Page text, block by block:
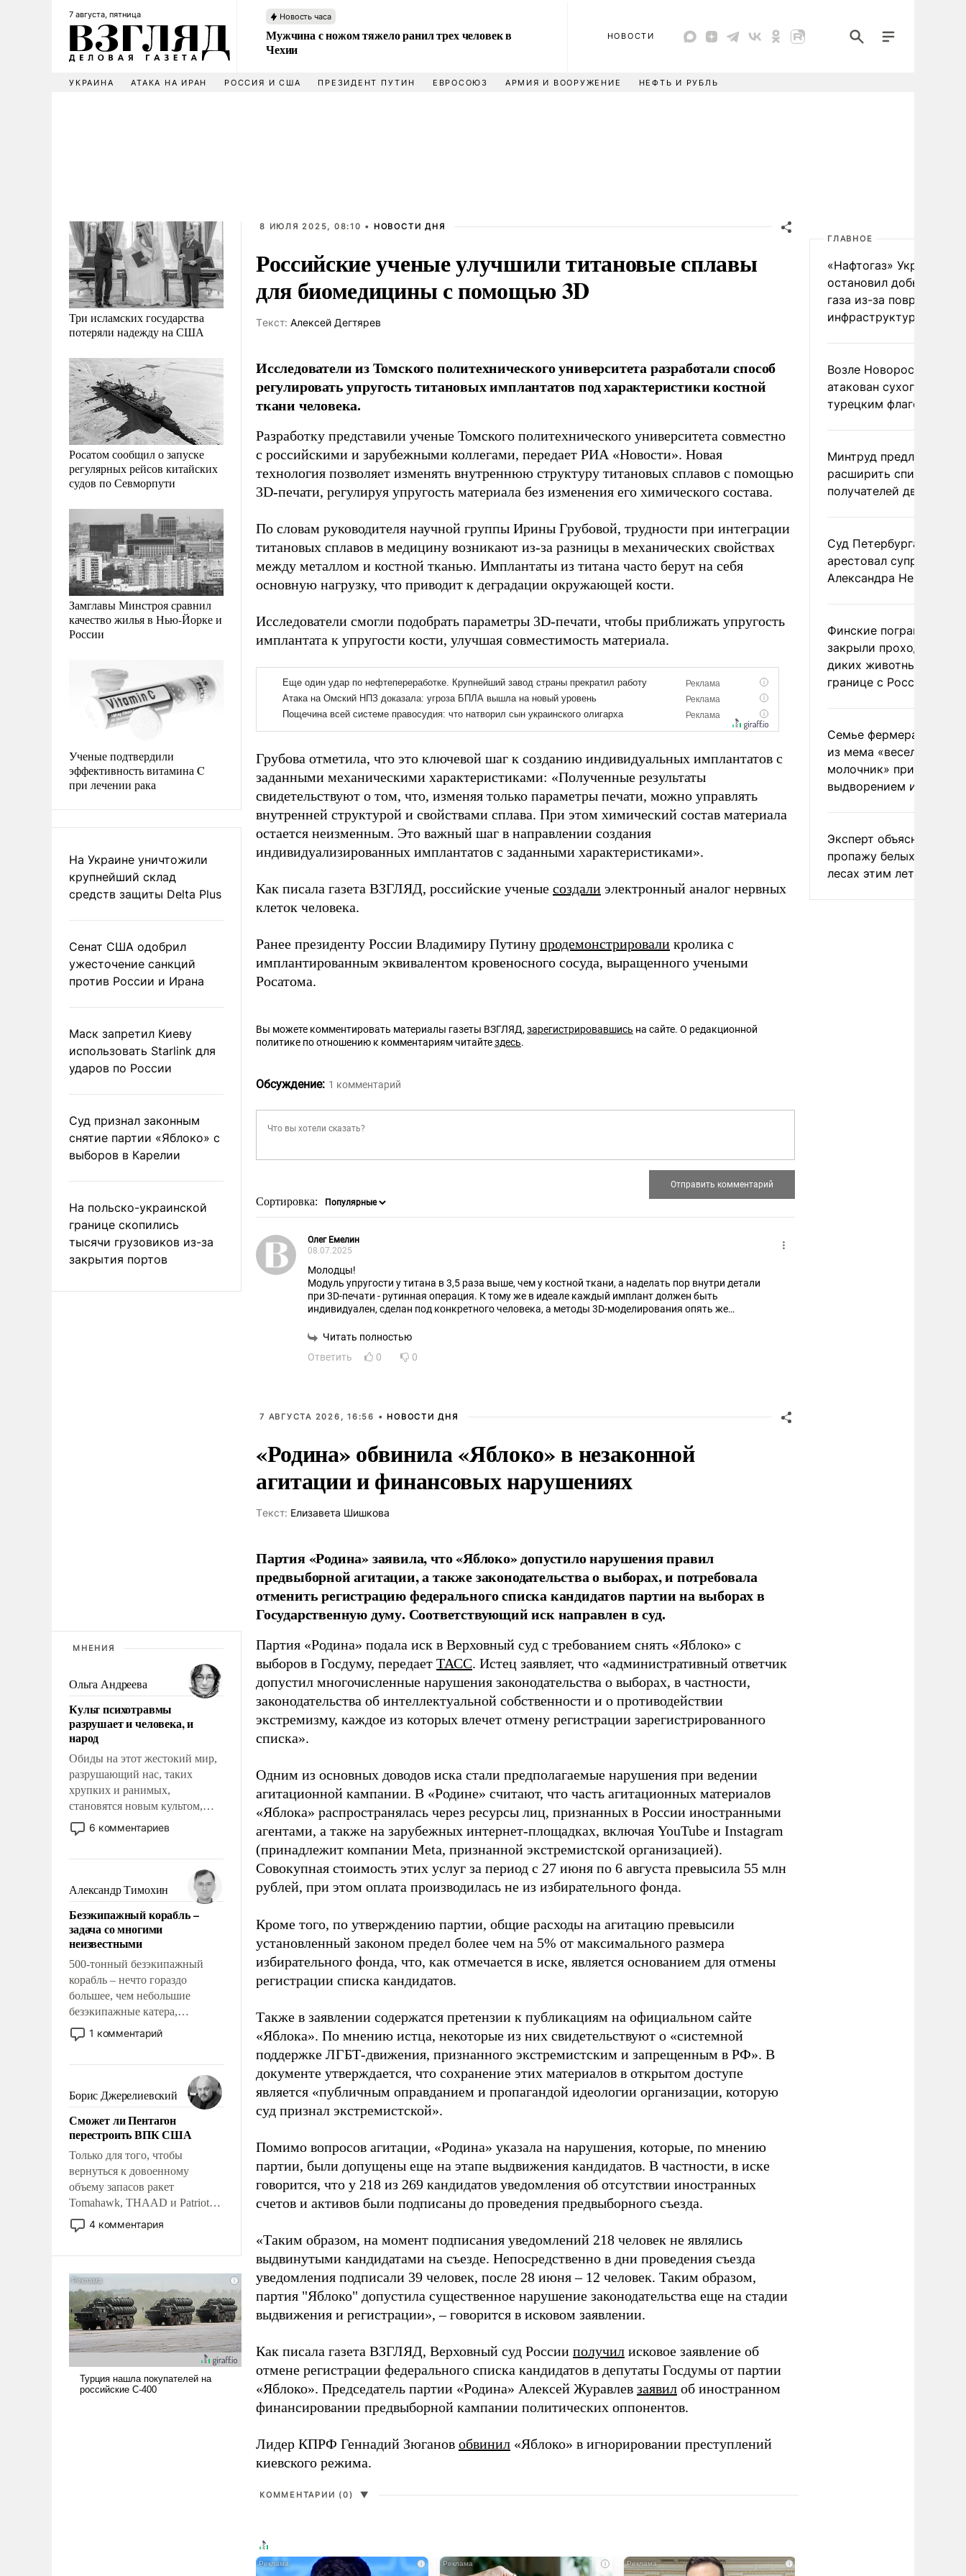
7 августа, пятница Новость часа
Мужчина с ножом тяжело ранил трех человек в
Чехии
НОВОСТИ
УКРАИНА АТАКА НА ИРАН РОССИЯ И США ПРЕЗИДЕНТ ПУТИН ЕВРОСОЮЗ АРМИЯ И ВООРУЖЕНИЕ НЕФТЬ И РУБЛЬ
Три исламских государства
потеряли надежду на США
Росатом сообщил о запуске
регулярных рейсов китайских
судов по Севморпути
Замглавы Минстроя сравнил
качество жилья в Нью-Йорке и
России
Ученые подтвердили
эффективность витамина C
при лечении рака
На Украине уничтожили
крупнейший склад
средств защиты Delta Plus
Сенат США одобрил
ужесточение санкций
против России и Ирана
Маск запретил Киеву
использовать Starlink для
ударов по России
Суд признал законным
снятие партии «Яблоко» с
выборов в Карелии
На польско-украинской
границе скопились
тысячи грузовиков из-за
закрытия портов
МНЕНИЯ
Ольга Андреева
Культ психотравмы
разрушает и человека, и
народ
Обиды на этот жестокий мир,
разрушающий нас, таких
хрупких и ранимых,
становятся новым культом,
постепенно вытесняя и
отменяя традиционное
мужественным и твердым под
ударами судьбы, брать на себя
ответственность, помогать
слабым, идти вперед и
адаптироваться.
6 комментариев
Александр Тимохин
Безэкипажный корабль –
задача со многими
неизвестными
500-тонный безэкипажный
корабль – нечто гораздо
большее, чем небольшие
безэкипажные катера,
применение которых уже
стало обыденностью. Задача по
сложна и амбициозна. Однако
и ее реализация радикально
поднимет наши боевые
возможности.
1 комментарий
Борис Джерелиевский
Сможет ли Пентагон
перестроить ВПК США
Только для того, чтобы
вернуться к довоенному
объему запасов ракет
Tomahawk, THAAD и Patriot
США потребуется более трех
лет. Даже небольшая война с
Сложившаяся ситуация
означает многолетний период
уязвимости США, например,
перед Китаем.
4 комментария
8 ИЮЛЯ 2025, 08:10 • НОВОСТИ ДНЯ
Российские ученые улучшили титановые сплавы
для биомедицины с помощью 3D
Tекст: Алексей Дегтярев
Исследователи из Томского политехнического университета разработали способ
регулировать упругость титановых имплантатов под характеристики костной
ткани человека.
Разработку представили ученые Томского политехнического университета совместно
с российскими и зарубежными коллегами, передает РИА «Новости». Новая
технология позволяет изменять внутреннюю структуру титановых сплавов с помощью
3D-печати, регулируя упругость материала без изменения его химического состава.
По словам руководителя научной группы Ирины Грубовой, трудности при интеграции
титановых сплавов в медицину возникают из-за разницы в механических свойствах
между металлом и костной тканью. Имплантаты из титана часто берут на себя
основную нагрузку, что приводит к деградации окружающей кости.
Исследователи смогли подобрать параметры 3D-печати, чтобы приближать упругость
имплантата к упругости кости, улучшая совместимость материала.
Грубова отметила, что это ключевой шаг к созданию индивидуальных имплантатов с
заданными механическими характеристиками: «Полученные результаты
свидетельствуют о том, что, изменяя только параметры печати, можно управлять
внутренней структурой и свойствами сплава. При этом химический состав материала
остается неизменным. Это важный шаг в направлении создания
индивидуализированных имплантатов с заданными характеристиками».
Как писала газета ВЗГЛЯД, российские ученые создали электронный аналог нервных
клеток человека.
Ранее президенту России Владимиру Путину продемонстрировали кролика с
имплантированным эквивалентом кровеносного сосуда, выращенного учеными
Росатома.
Вы можете комментировать материалы газеты ВЗГЛЯД, зарегистрировавшись на сайте. О редакционной
политике по отношению к комментариям читайтездесь.
Обсуждение: 1 комментарий
Сортировка:
Олег Емелин
08.07.2025
Молодцы!
Модуль упругости у титана в 3,5 раза выше, чем у костной ткани, а наделать пор внутри детали
при 3D-печати - рутинная операция. К тому же в идеале каждый имплант должен быть
индивидуален, сделан под конкретного человека, а методы 3D-моделирования опять же
Читать полностью
Ответить
0 0
7 АВГУСТА 2026, 16:56 • НОВОСТИ ДНЯ
«Родина» обвинила «Яблоко» в незаконной
агитации и финансовых нарушениях
Tекст: Елизавета Шишкова
Партия «Родина» заявила, что «Яблоко» допустило нарушения правил
предвыборной агитации, а также законодательства о выборах, и потребовала
отменить регистрацию федерального списка кандидатов партии на выборах в
Государственную думу. Соответствующий иск направлен в суд.
Партия «Родина» подала иск в Верховный суд с требованием снять «Яблоко» с
выборов в Госдуму, передает ТАСС. Истец заявляет, что «административный ответчик
допустил многочисленные нарушения законодательства о выборах, в частности,
законодательства об интеллектуальной собственности и о противодействии
экстремизму, каждое из которых влечет отмену регистрации зарегистрированного
списка».
Одним из основных доводов иска стали предполагаемые нарушения при ведении
агитационной кампании. В «Родине» считают, что часть агитационных материалов
«Яблока» распространялась через ресурсы лиц, признанных в России иностранными
агентами, а также на зарубежных интернет-площадках, включая YouTube и Instagram
(принадлежит компании Meta, признанной экстремистской организацией).
Совокупная стоимость этих услуг за период с 27 июня по 6 августа превысила 55 млн
рублей, при этом оплата производилась не из избирательного фонда.
Кроме того, по утверждению партии, общие расходы на агитацию превысили
установленный законом предел более чем на 5% от максимального размера
избирательного фонда, что, как отмечается в иске, является основанием для отмены
регистрации списка кандидатов.
Также в заявлении содержатся претензии к публикациям на официальном сайте
«Яблока». По мнению истца, некоторые из них свидетельствуют о «системной
поддержке ЛГБТ-движения, признанного экстремистским и запрещенным в РФ». В
документе утверждается, что сохранение этих материалов в открытом доступе
является «публичным оправданием и пропагандой идеологии организации, которую
суд признал экстремистской».
Помимо вопросов агитации, «Родина» указала на нарушения, которые, по мнению
партии, были допущены еще на этапе выдвижения кандидатов. В частности, в иске
говорится, что у 218 из 269 кандидатов уведомления об отсутствии иностранных
счетов и активов были подписаны до проведения предвыборного съезда.
«Таким образом, на момент подписания уведомлений 218 человек не являлись
выдвинутыми кандидатами на съезде. Непосредственно в дни проведения съезда
уведомления подписали 39 человек, после 28 июня – 12 человек. Таким образом,
партия "Яблоко" допустила существенное нарушение законодательства еще на стадии
выдвижения и регистрации», – говорится в исковом заявлении.
Как писала газета ВЗГЛЯД, Верховный суд России получил исковое заявление об
отмене регистрации федерального списка кандидатов в депутаты Госдумы от партии
«Яблоко». Председатель партии «Родина» Алексей Журавлев заявил об иностранном
финансировании предвыборной кампании политических оппонентов.
Лидер КПРФ Геннадий Зюганов обвинил «Яблоко» в игнорировании преступлений
киевского режима.
КОММЕНТАРИИ (0) ▼
i i i
ГЛАВНОЕ
«Нафтогаз» Украины
остановил добычу
газа из-за повреждения
инфраструктуры
Возле Новороссийска
атакован сухогруз под
турецким флагом
Минтруд предложил
расширить список
получателей двух
Суд Петербурга заочно
арестовал супругу
Александра Невзорова
Финские пограничники
закрыли проходы для
диких животных на
границе с Россией
Семье фермера
из мема «веселый
молочник» пригрозили
выдворением из
Эксперт объяснил
пропажу белых грибов
лесах этим летом